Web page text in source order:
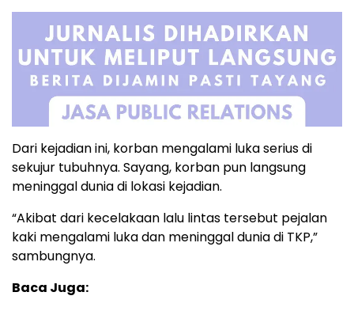
Dari kejadian ini, korban mengalami luka serius di
sekujur tubuhnya. Sayang, korban pun langsung
meninggal dunia di lokasi kejadian.
“Akibat dari kecelakaan lalu lintas tersebut pejalan
kaki mengalami luka dan meninggal dunia di TKP,”
sambungnya.
Baca Juga: